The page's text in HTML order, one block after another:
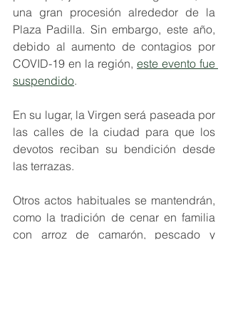
una gran procesión alrededor de la
Plaza Padilla. Sin embargo, este año,
debido al aumento de contagios por
COVID-19 en la región, este evento fue
suspendido.
En su lugar, la Virgen será paseada por
las calles de la ciudad para que los
devotos reciban su bendición desde
las terrazas.
Otros actos habituales se mantendrán,
como la tradición de cenar en familia
con arroz de camarón, pescado y